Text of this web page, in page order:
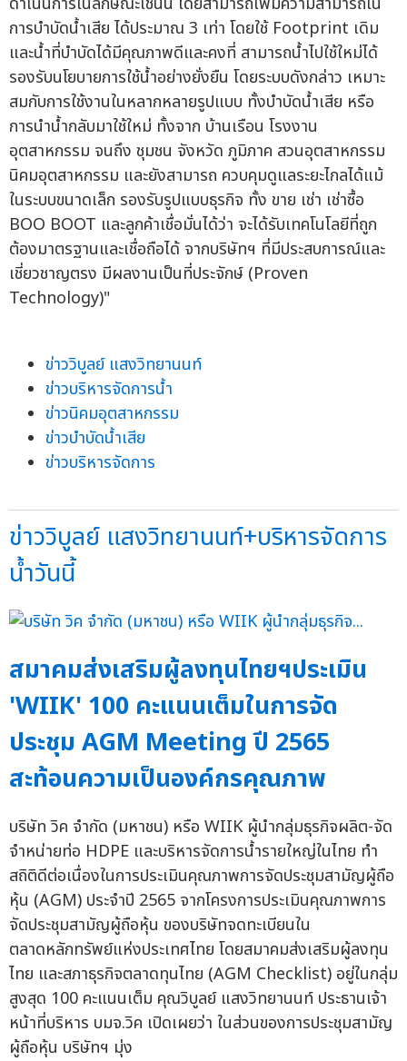
การบำบัดน้ำเสีย ได้ประมาณ 3 เท่า โดยใช้ Footprint เดิม
และน้ำที่บำบัดได้มีคุณภาพดีและคงที่ สามารถน้ำไปใช้ใหม่ได้
รองรับนโยบายการใช้น้ำอย่างยั่งยืน โดยระบบดังกล่าว เหมาะ
สมกับการใช้งานในหลากหลายรูปแบบ ทั้งบำบัดน้ำเสีย หรือ
การนำน้ำกลับมาใช้ใหม่ ทั้งจาก บ้านเรือน โรงงาน
อุตสาหกรรม จนถึง ชุมชน จังหวัด ภูมิภาค สวนอุตสาหกรรม
นิคมอุตสาหกรรม และยังสามารถ ควบคุมดูแลระยะไกลได้แม้
ในระบบขนาดเล็ก รองรับรูปแบบธุรกิจ ทั้ง ขาย เช่า เช่าซื้อ
BOO BOOT และลูกค้าเชื่อมั่นได้ว่า จะได้รับเทคโนโลยีที่ถูก
ต้องมาตรฐานและเชื่อถือได้ จากบริษัทฯ ที่มีประสบการณ์และ
เชี่ยวชาญตรง มีผลงานเป็นที่ประจักษ์ (Proven
Technology)"
ข่าววิบูลย์ แสงวิทยานนท์
ข่าวบริหารจัดการน้ำ
ข่าวนิคมอุตสาหกรรม
ข่าวบำบัดน้ำเสีย
ข่าวบริหารจัดการ
ข่าววิบูลย์ แสงวิทยานนท์+บริหารจัดการ
น้ำวันนี้
สมาคมส่งเสริมผู้ลงทุนไทยฯประเมิน
'WIIK' 100 คะแนนเต็มในการจัด
ประชุม AGM Meeting ปี 2565
สะท้อนความเป็นองค์กรคุณภาพ
บริษัท วิค จำกัด (มหาชน) หรือ WIIK ผู้นำกลุ่มธุรกิจผลิต-จัด
จำหน่ายท่อ HDPE และบริหารจัดการน้ำรายใหญ่ในไทย ทำ
สถิติดีต่อเนื่องในการประเมินคุณภาพการจัดประชุมสามัญผู้ถือ
หุ้น (AGM) ประจำปี 2565 จากโครงการประเมินคุณภาพการ
จัดประชุมสามัญผู้ถือหุ้น ของบริษัทจดทะเบียนใน
ตลาดหลักทรัพย์แห่งประเทศไทย โดยสมาคมส่งเสริมผู้ลงทุน
ไทย และสภาธุรกิจตลาดทุนไทย (AGM Checklist) อยู่ในกลุ่ม
สูงสุด 100 คะแนนเต็ม คุณวิบูลย์ แสงวิทยานนท์ ประธานเจ้า
หน้าที่บริหาร บมจ.วิค เปิดเผยว่า ในส่วนของการประชุมสามัญ
ผู้ถือหุ้น บริษัทฯ มุ่ง